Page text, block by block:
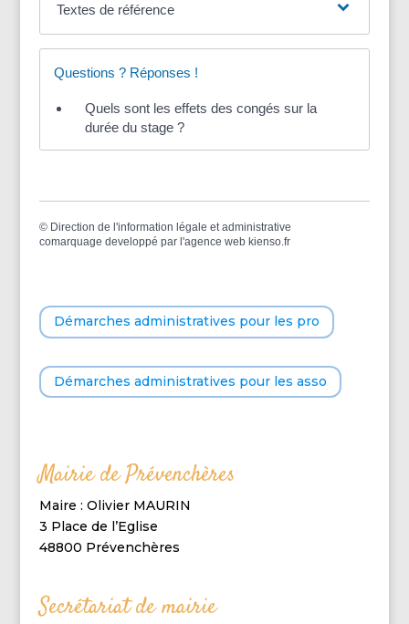
Textes de référence
Questions ? Réponses !
Quels sont les effets des congés sur la
durée du stage ?
© Direction de l'information légale et administrative
comarquage developpé par l'agence web kienso.fr
Démarches administratives pour les pro
Démarches administratives pour les asso
Mairie de Prévenchères
Maire : Olivier MAURIN
3 Place de l’Eglise
48800 Prévenchères
Secrétariat de mairie